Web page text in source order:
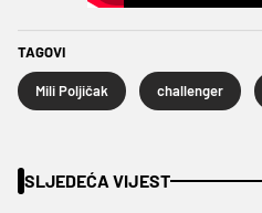
TAGOVI
Mili Poljičak challenger
SLJEDEĆA VIJEST